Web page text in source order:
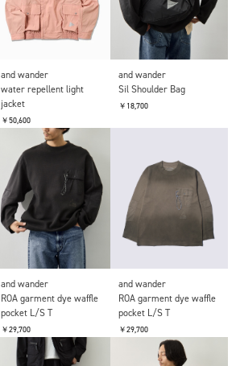
and wander
water repellent light
jacket
￥50,600
and wander
Sil Shoulder Bag
￥18,700
and wander
ROA garment dye waffle
pocket L/S T
￥29,700
and wander
ROA garment dye waffle
pocket L/S T
￥29,700